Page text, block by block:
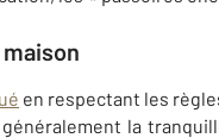
en respectant les
la